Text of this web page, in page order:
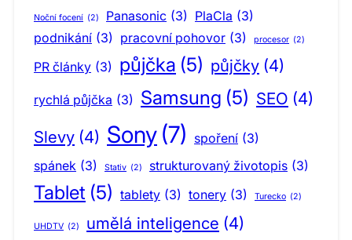
Noční focení (2) Panasonic (3) PlaCla (3)
podnikání (3) pracovní pohovor (3) procesor (2)
PR články (3) půjčka (5) půjčky (4)
rychlá půjčka (3) Samsung (5) SEO (4)
Slevy (4) Sony (7) spoření (3)
spánek (3) Stativ (2) strukturovaný životopis (3)
Tablet (5) tablety (3) tonery (3) Turecko (2)
UHDTV (2) umělá inteligence (4)